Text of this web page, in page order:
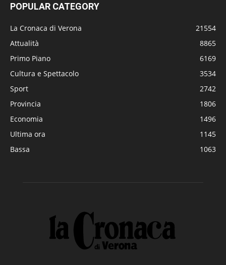
POPULAR CATEGORY
La Cronaca di Verona
21554
Attualità
8865
Primo Piano
6169
Cultura e Spettacolo
3534
Sport
2742
Provincia
1806
Economia
1496
Ultima ora
1145
Bassa
1063